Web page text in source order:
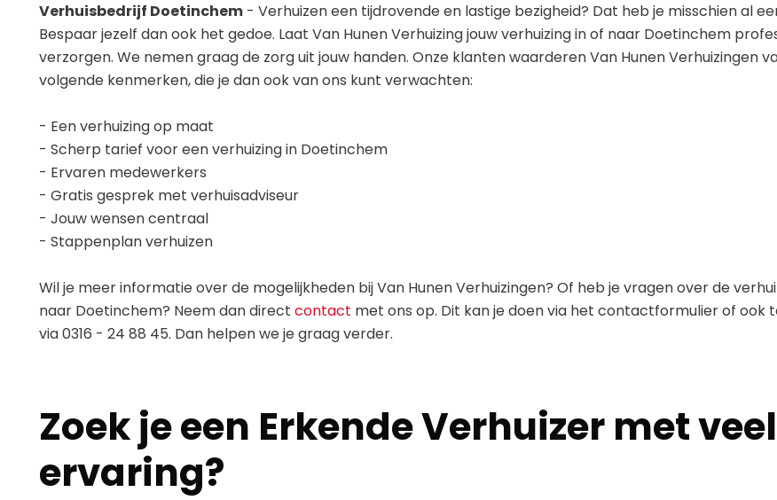
Verhuisbedrijf Doetinchem - Verhuizen een tijdrovende en lastige bezigheid? Dat heb je misschien al
Bespaar jezelf dan ook het gedoe. Laat Van Hunen Verhuizing jouw verhuizing in of naar Doetinchem
verzorgen. We nemen graag de zorg uit jouw handen. Onze klanten waarderen Van Hunen Verhuizingen
volgende kenmerken, die je dan ook van ons kunt verwachten:
- Een verhuizing op maat
- Scherp tarief voor een verhuizing in Doetinchem
- Ervaren medewerkers
- Gratis gesprek met verhuisadviseur
- Jouw wensen centraal
- Stappenplan verhuizen
Wil je meer informatie over de mogelijkheden bij Van Hunen Verhuizingen? Of heb je vragen over de
naar Doetinchem? Neem dan direct contact met ons op. Dit kan je doen via het contactformulier of ook
via 0316 - 24 88 45. Dan helpen we je graag verder.
Zoek je een Erkende Verhuizer met veel
ervaring?